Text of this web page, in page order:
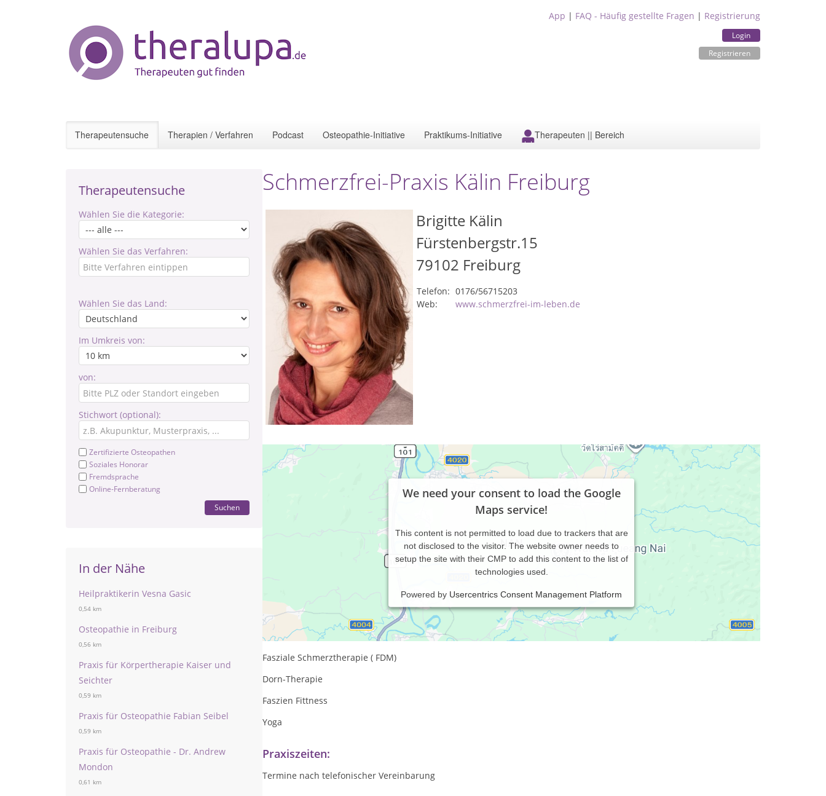
App | FAQ - Häufig gestellte Fragen | Registrierung
Login
Registrieren
Therapeutensuche Therapien / Verfahren Podcast Osteopathie-Initiative Praktikums-Initiative Therapeuten || Bereich
Therapeutensuche
Wählen Sie die Kategorie:
Wählen Sie das Verfahren:
Wählen Sie das Land:
Im Umkreis von:
von:
Stichwort (optional):
Zertifizierte Osteopathen
Soziales Honorar
Fremdsprache
Online-Fernberatung
Suchen
In der Nähe
Heilpraktikerin Vesna Gasic
0,54 km
Osteopathie in Freiburg
0,56 km
Praxis für Körpertherapie Kaiser und
Seichter
0,59 km
Praxis für Osteopathie Fabian Seibel
0,59 km
Praxis für Osteopathie - Dr. Andrew
Mondon
0,61 km
Schmerzfrei-Praxis Kälin Freiburg
Brigitte Kälin
Fürstenbergstr.15
79102 Freiburg
Telefon: 0176/56715203
Web:
www.schmerzfrei-im-leben.de
We need your consent to load the Google
Maps service!
This content is not permitted to load due to trackers that are
not disclosed to the visitor. The website owner needs to
setup the site with their CMP to add this content to the list of
technologies used.
Powered by Usercentrics Consent Management Platform
Schmerztherapie nach Liebscher und Bracht,
Bewegungstherapie nach Liebscher und Bracht
Fasziale Schmerztherapie ( FDM)
Dorn-Therapie
Faszien Fittness
Yoga
Praxiszeiten:
Termine nach telefonischer Vereinbarung